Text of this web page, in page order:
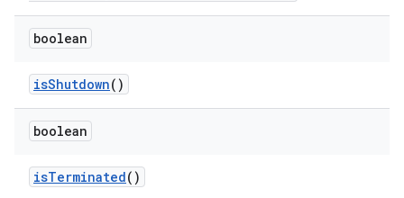
boolean
isShutdown()
boolean
isTerminated()